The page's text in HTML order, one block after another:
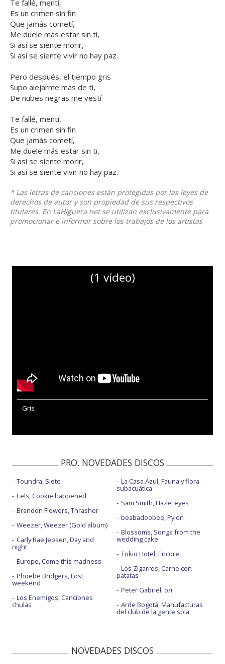
Te fallé, mentí,
Es un crimen sin fin
Que jamás cometí,
Me duele más estar sin ti,
Si así se siente morir,
Si así se siente vivir no hay paz.
Pero después, el tiempo gris
Supo alejarme más de ti,
De nubes negras me vestí
Te fallé, mentí,
Es un crimen sin fin
Que jamás cometí,
Me duele más estar sin ti,
Si así se siente morir,
Si así se siente vivir no hay paz.
* Las letras de canciones están protegidas por las leyes de
derechos de autor y son propiedad de sus respectivos
titulares. En LaHiguera.net se utilizan exclusivamente para
promocionar e informar sobre los trabajos de los artistas
(1 vídeo)
Gris
PRO. NOVEDADES DISCOS
Toundra, Siete
Eels, Cookie happened
Brandon Flowers, Thrasher
Weezer, Weezer (Gold album)
Carly Rae Jepsen, Day and
night
Europe, Come this madness
Phoebe Bridgers, Lost
weekend
Los Enemigos, Canciones
chulas
La Casa Azul, Fauna y flora
subacuática
Sam Smith, Hazel eyes
beabadoobee, Pylon
Blossoms, Songs from the
wedding cake
Tokio Hotel, Encore
Los Zigarros, Carne con
patatas
Peter Gabriel, o/i
Arde Bogotá, Manufacturas
del club de la gente sola
NOVEDADES DISCOS